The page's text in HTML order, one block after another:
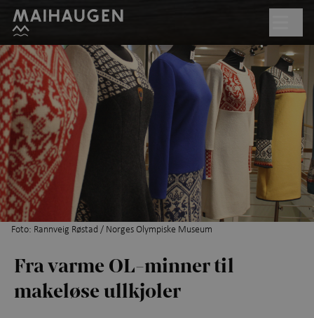
Hopp til hovedinnhold
Søk
Åpent kl. 10.00–17.00
Billetter
Planlegg besøk
+
Hva skjer?
Friluftsmuseet
+
Utstillinger
Aktiviteter for barn
Foto: Rannveig Røstad / Norges Olympiske Museum
Fra varme OL-minner til
makeløse ullkjoler